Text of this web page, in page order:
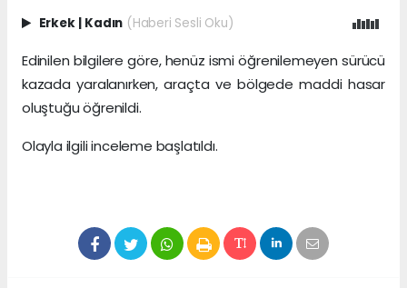
Erkek | Kadın (Haberi Sesli Oku)
Edinilen bilgilere göre, henüz ismi öğrenilemeyen sürücü
kazada yaralanırken, araçta ve bölgede maddi hasar
oluştuğu öğrenildi.
Olayla ilgili inceleme başlatıldı.